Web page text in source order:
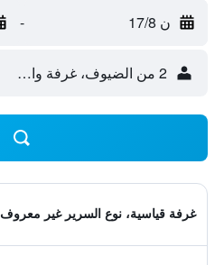
ن 17/8 -
2 من الضيوف، غرفة واحدة
غرفة قياسية، نوع السرير غير معروف